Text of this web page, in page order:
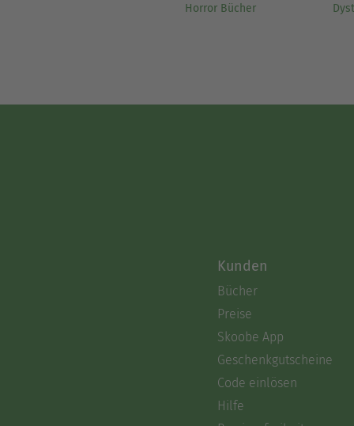
Horror Bücher
Kunden
Bücher
Preise
Skoobe App
Geschenkgutscheine
Code einlösen
Hilfe